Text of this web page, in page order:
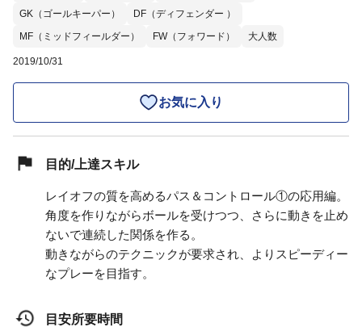
GK（ゴールキーパー）
DF（ディフェンダー ）
MF（ミッドフィールダー）
FW（フォワード） 大人数
2019/10/31
お気に入り
目的/上達スキル
レイオフの質を高めるパス＆コントロール①の応用編。
角度を作りながらボールを受けつつ、さらに動きを止め
ないで連続した関係を作る。
動きながらのテクニックが要求され、よりスピーディー
なプレーを目指す。
目安所要時間